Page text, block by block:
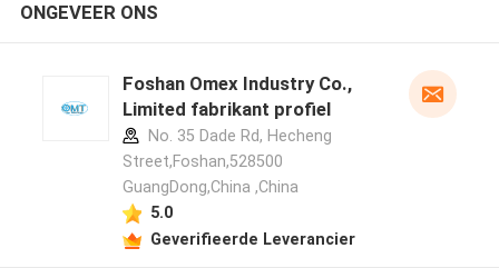
ONGEVEER ONS
Foshan Omex Industry Co.,
Limited fabrikant profiel
No. 35 Dade Rd, Hecheng
Street,Foshan,528500
GuangDong,China ,China
5.0
Geverifieerde Leverancier